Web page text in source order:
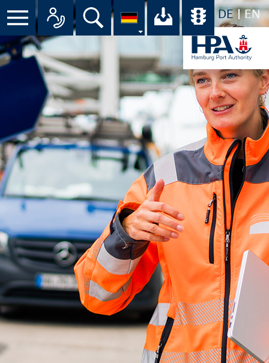
DE EN
Menü Alle Ansprechpartner im
Suche Ihr Download-